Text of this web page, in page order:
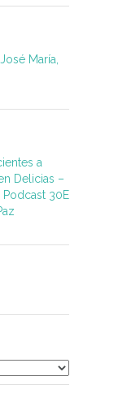
María,
a
Delicias –
Podcast 30E